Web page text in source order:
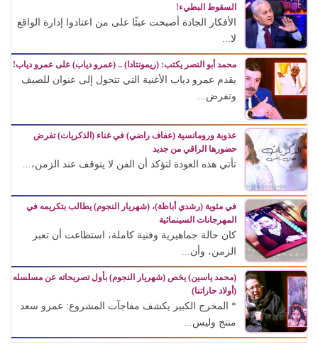
السقوط البطيء!
الأفكار الجادة أصبحت عبئًا على من اعتادوا إدارة الواقع
لا...
محمد أبو النصر يكتب: (ريمونتادا) .. (عمرو دياب) على عمرو دياب!
يقدم عمرو دياب الأغنية التي تتحول إلى عنوان للصيف
وتفرض...
عذوبة ورومانسية (عفاف راضي) في غناء (الذكريات) تفرض
حضورها الراقي من جديد
تأتي هذه العودة لتؤكد أن الفن لا يتوقف عند الزمن،...
في مئوية (رشدي أباظة)، (شهريار النجوم) يطالب بتكريمه في
المهرجانات السينمائية
كان حالة جماهيرية وفنية كاملة، استطاعت أن تعبر
الزمن، وأن...
(محمد ياسين) يخص (شهريار النجوم) بأول تصريحاته عن مسلسله
(أولاد حاراتنا)
* المخرج الكبير يكشف مفاجآت المشروع: عمرو سعد
منتج وليس...